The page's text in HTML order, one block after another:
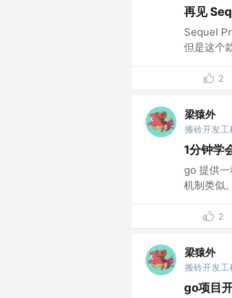
再见
Sequel
但是这个
2
梁猿外
搬砖开发
1分钟学
go 提供
机制类似
2
梁猿外
搬砖开发
go项目